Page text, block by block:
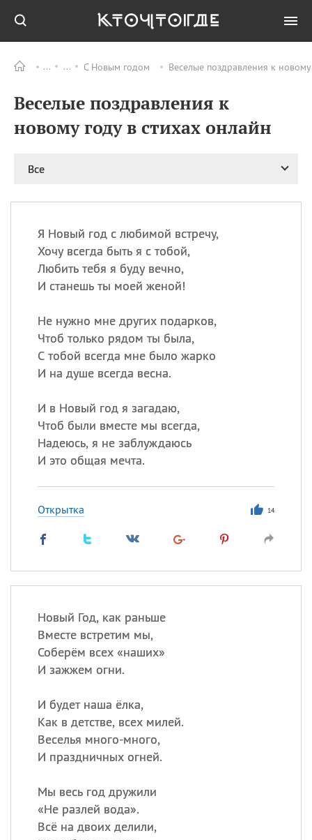
С Новым годом Веселые поздравления к
Веселые поздравления к
новому году в стихах онлайн
Все
Я Новый год с любимой встречу,
Хочу всегда быть я с тобой,
Любить тебя я буду вечно,
И станешь ты моей женой!
Не нужно мне других подарков,
Чтоб только рядом ты была,
С тобой всегда мне было жарко
И на душе всегда весна.
И в Новый год я загадаю,
Чтоб были вместе мы всегда,
Надеюсь, я не заблуждаюсь
И это общая мечта.
Открытка 14
Новый Год, как раньше
Вместе встретим мы,
Соберём всех «наших»
И зажжем огни.
И будет наша ёлка,
Как в детстве, всех милей.
Веселья много-много,
И праздничных огней.
Мы весь год дружили
«Не разлей вода».
Всё на двоих делили,
ПРАЗДНИКИ Все
06.08 Преображение
христиан
Романа и Давида
07.08
мучеников
Национальный день
маяка
ИМЕНА
Сегодня празднуют именины
Анатолий
,Еще
и
происхождение